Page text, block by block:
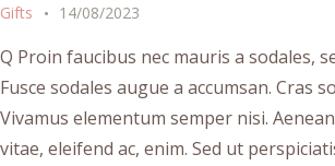
Gifts 14/08/2023
Q Proin faucibus nec mauris a sodales,
Fusce sodales augue a accumsan.
Vivamus elementum semper nisi.
vitae, eleifend ac, enim. Sed ut